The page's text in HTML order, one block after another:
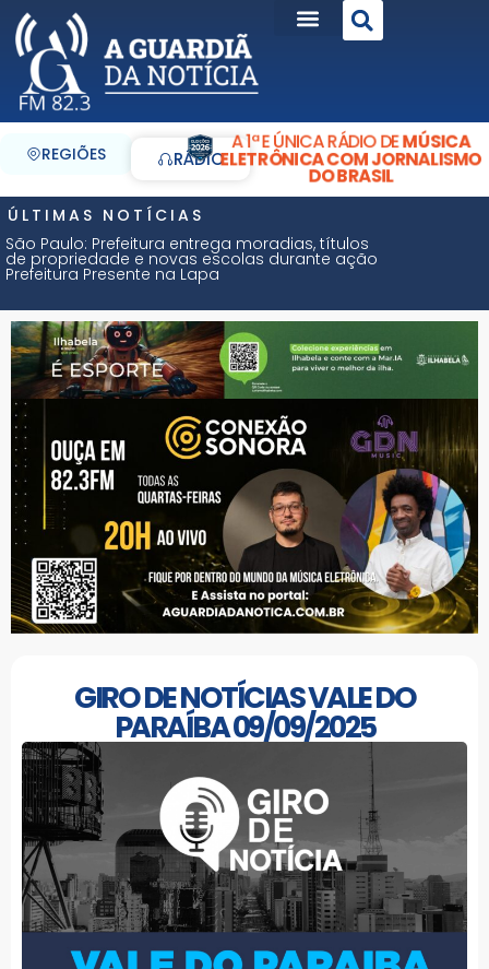
REGIÕES RÁDIO
A 1ª E ÚNICA RÁDIO DEMÚSICA
ELETRÔNICA COM JORNALISMO
DO BRASIL
ÚLTIMAS NOTÍCIAS
São Paulo: Prefeitura entrega moradias, títulos
de propriedade e novas escolas durante ação
Prefeitura Presente na Lapa
GIRO DE NOTÍCIAS VALE DO
PARAÍBA 09/09/2025